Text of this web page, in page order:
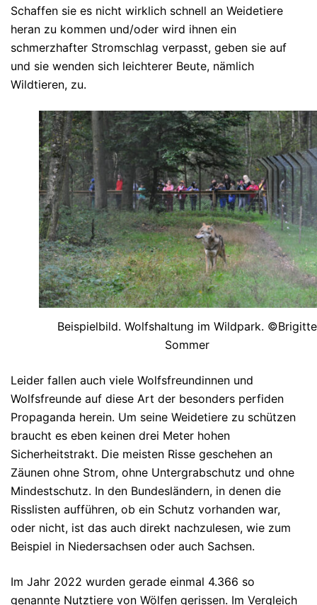
Schaffen sie es nicht wirklich schnell an Weidetiere
heran zu kommen und/oder wird ihnen ein
schmerzhafter Stromschlag verpasst, geben sie auf
und sie wenden sich leichterer Beute, nämlich
Wildtieren, zu.
Beispielbild. Wolfshaltung im Wildpark. ©Brigitte
Sommer
Leider fallen auch viele Wolfsfreundinnen und
Wolfsfreunde auf diese Art der besonders perfiden
Propaganda herein. Um seine Weidetiere zu schützen
braucht es eben keinen drei Meter hohen
Sicherheitstrakt. Die meisten Risse geschehen an
Zäunen ohne Strom, ohne Untergrabschutz und ohne
Mindestschutz. In den Bundesländern, in denen die
Risslisten aufführen, ob ein Schutz vorhanden war,
oder nicht, ist das auch direkt nachzulesen, wie zum
Beispiel in Niedersachsen oder auch Sachsen.
Im Jahr 2022 wurden gerade einmal 4.366 so
genannte Nutztiere von Wölfen gerissen. Im Vergleich